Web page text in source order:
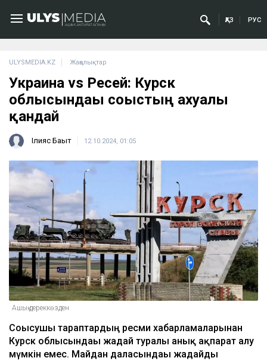
ҚАЗ РУС
ULYSMEDIA.KZ Жаңалықтар
Украина vs Ресей: Курск
облысындағы соғыстың ахуалы
қандай
Ілияс Бақыт 12.10.2024, 01:05
Ашық дереккөзден
Соғысушы тараптардың ресми хабарламаларынан
Курск облысындағы жағдай туралы анық ақпарат алу
мүмкін емес. Майдан даласындағы жағдайды